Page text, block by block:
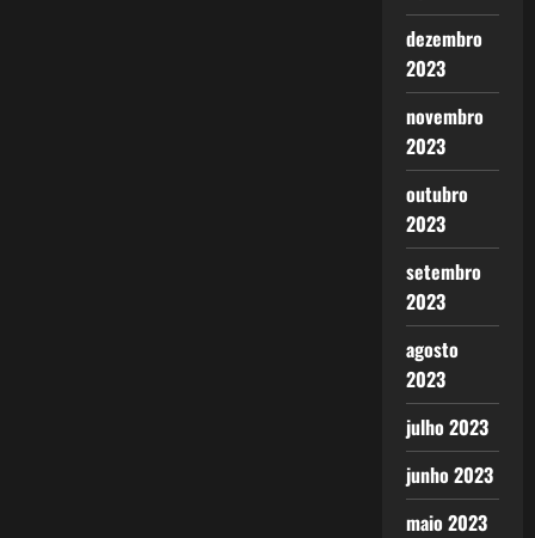
dezembro
2023
novembro
2023
outubro
2023
setembro
2023
agosto
2023
julho 2023
junho 2023
maio 2023